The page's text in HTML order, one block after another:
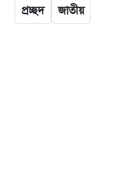
প্রচ্ছদ জাতীয়